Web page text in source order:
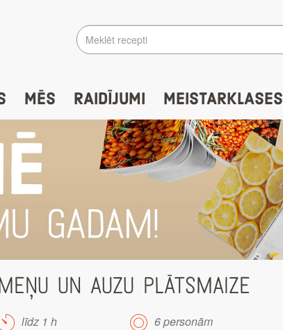
MĒS RAIDĪJUMI MEISTARKLASES
UN AUZU PLĀTSMAIZE
līdz 1 h 6 personām